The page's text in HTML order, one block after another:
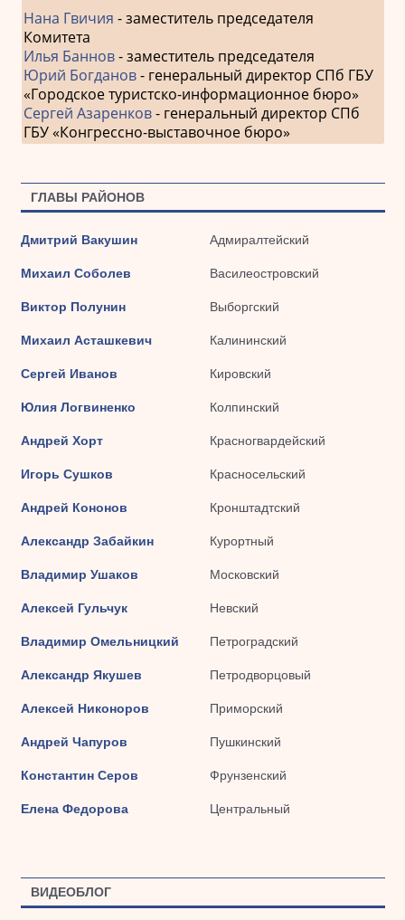
Нана Гвичия - заместитель председателя
Комитета
Илья Баннов- заместитель председателя
Юрий Богданов- генеральный директор СПб ГБУ
«Городское туристско-информационное бюро»
Сергей Азаренков- генеральный директор СПб
ГБУ «Конгрессно-выставочное бюро»
ГЛАВЫ РАЙОНОВ
Дмитрий Вакушин Адмиралтейский
Михаил Соболев Василеостровский
Виктор Полунин Выборгский
Михаил Асташкевич Калининский
Сергей Иванов Кировский
Юлия Логвиненко Колпинский
Андрей Хорт Красногвардейский
Игорь Сушков Красносельский
Андрей Кононов Кронштадтский
Александр Забайкин Курортный
Владимир Ушаков Московский
Алексей Гульчук Невский
Владимир Омельницкий Петроградский
Александр Якушев Петродворцовый
Алексей Никоноров Приморский
Андрей Чапуров Пушкинский
Константин Серов Фрунзенский
Елена Федорова Центральный
ВИДЕОБЛОГ